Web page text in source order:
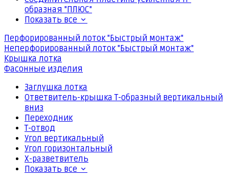
образная "ПЛЮС"
Показать все
Перфорированный лоток "Быстрый монтаж"
Неперфорированный лоток "Быстрый монтаж"
Крышка лотка
Фасонные изделия
Заглушка лотка
Ответвитель-крышка Т-образный вертикальный
вниз
Переходник
Т-отвод
Угол вертикальный
Угол горизонтальный
Х-разветвитель
Показать все